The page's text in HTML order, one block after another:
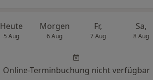
Heute
5 Aug
Morgen
6 Aug
Fr,
7 Aug
Sa,
8 Aug
Online-Terminbuchung nicht verfügbar